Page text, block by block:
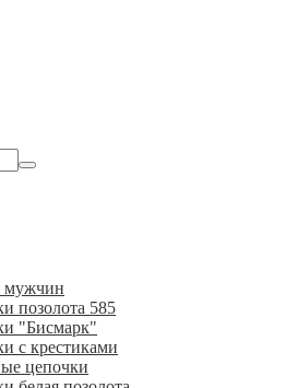
мужчин
позолота 585
"Бисмарк"
с крестиками
цепочки